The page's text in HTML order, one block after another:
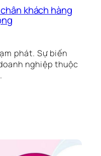
khách hàng
phát. Sự biến
nghiệp thuộc